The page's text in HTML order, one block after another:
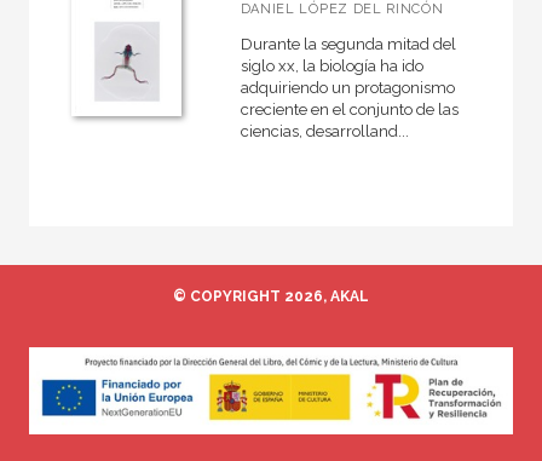
Historia de la filosofía
NUESTRAS COLECCIONES
Arte y estética
Básica de bolsillo
DANIEL LÓPEZ DEL RINCÓN
Durante la segunda mitad del
siglo xx, la biología ha ido
adquiriendo un protagonismo
creciente en el conjunto de las
ciencias, desarrolland...
© COPYRIGHT 2026, AKAL